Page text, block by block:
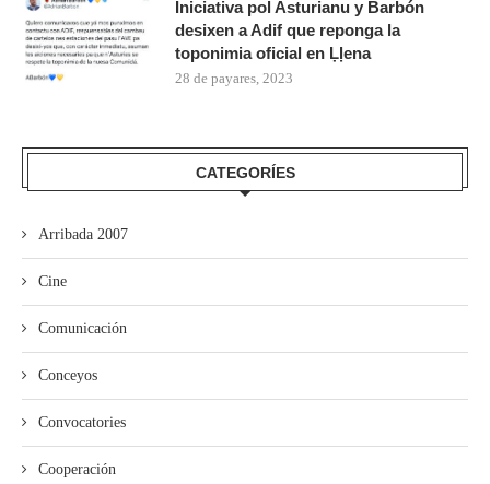
Iniciativa pol Asturianu y Barbón
desixen a Adif que reponga la
toponimia oficial en Ḷḷena
28 de payares, 2023
CATEGORÍES
Arribada 2007
Cine
Comunicación
Conceyos
Convocatories
Cooperación